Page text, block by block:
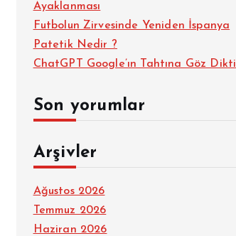
Ayaklanması
Futbolun Zirvesinde Yeniden İspanya
Patetik Nedir ?
ChatGPT Google’ın Tahtına Göz Dikti
Son yorumlar
Arşivler
Ağustos 2026
Temmuz 2026
Haziran 2026